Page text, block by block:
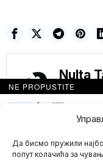
Да бисмо пружили
попут колачића за
Nulta
NE PROPUSTITE
traži